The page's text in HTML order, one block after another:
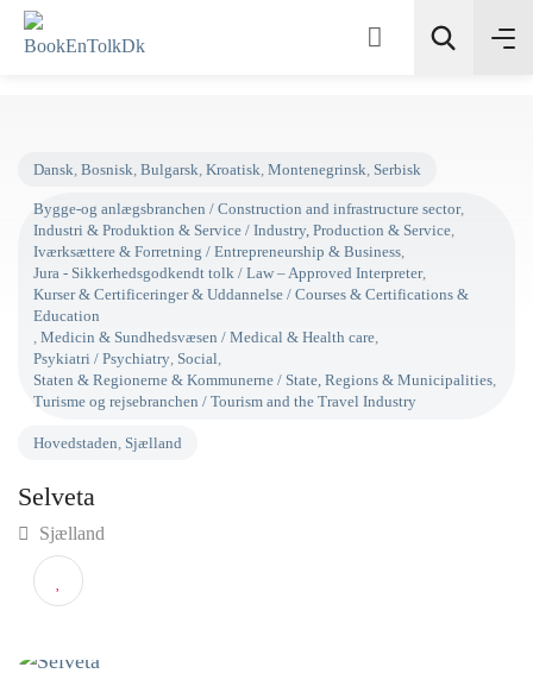
Bulgarsk Montenegrinsk
Bygge-og anlægsbranchen / Construction and infrastructure sector
Industri & Produktion & Service / Industry, Production & Service
Iværksættere & Forretning / Entrepreneurship & Business
Jura - Sikkerhedsgodkendt tolk / Law – Approved Interpreter,
Kurser & Certificeringer & Uddannelse / Courses & Certifications &
Education
,Medicin & Sundhedsvæsen / Medical & Health care
Psykiatri / Psychiatry,Social,
Staten & Regionerne & Kommunerne / State, Regions &
Turisme og rejsebranchen / Tourism and the Travel Industry
Selveta
Sjælland